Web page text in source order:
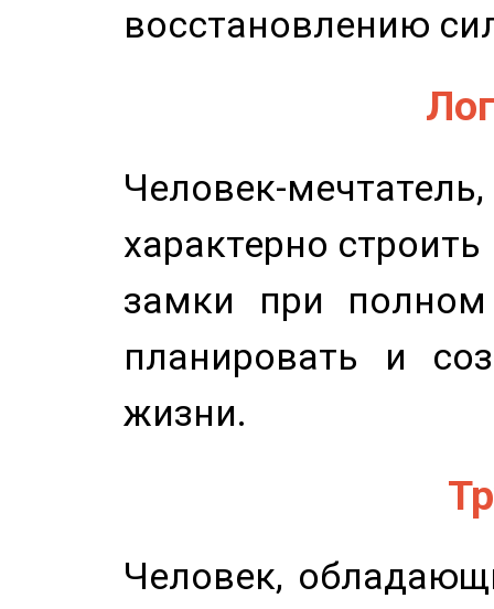
восстановлению
Человек-
характерно
замки при полном
планировать и
жизни.
Человек,